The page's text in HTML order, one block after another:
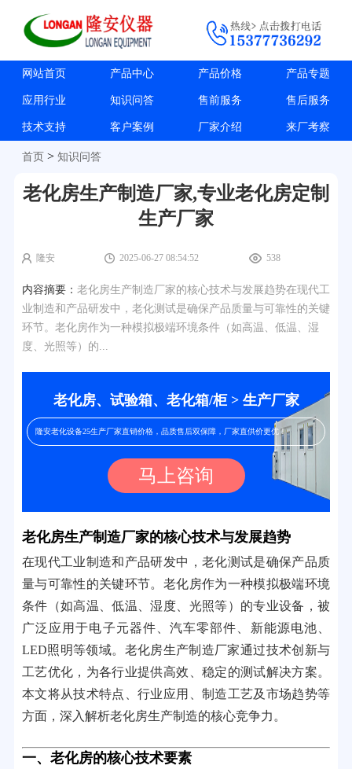
网站首页 产品中心 产品价格 产品专题
应用行业 知识问答 售前服务 售后服务
技术支持 客户案例 厂家介绍 来厂考察
首页> 知识问答
老化房生产制造厂家,专业老化房定制
生产厂家
隆安 2025-06-27 08:54:52 538
内容摘要： 老化房生产制造厂家的核心技术与发展趋势在现代工
业制造和产品研发中，老化测试是确保产品质量与可靠性的关键
环节。老化房作为一种模拟极端环境条件（如高温、低温、湿
度、光照等）的...
老化房、试验箱、老化箱/柜 > 生产厂家
隆安老化设备25生产厂家直销价格，品质售后双保障，厂家直供价更优！
马上咨询
老化房生产制造厂家的核心技术与发展趋势
在现代工业制造和产品研发中，老化测试是确保产品质
量与可靠性的关键环节。老化房作为一种模拟极端环境
条件（如高温、低温、湿度、光照等）的专业设备，被
广泛应用于电子元器件、汽车零部件、新能源电池、
LED照明等领域。老化房生产制造厂家通过技术创新与
工艺优化，为各行业提供高效、稳定的测试解决方案。
本文将从技术特点、行业应用、制造工艺及市场趋势等
方面，深入解析老化房生产制造的核心竞争力。
一、老化房的核心技术要素